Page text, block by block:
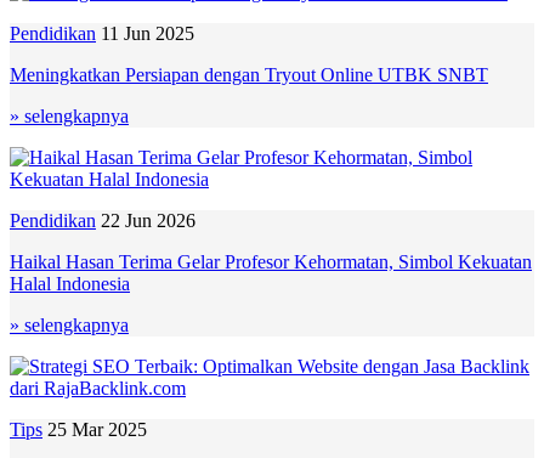
Pendidikan 11 Jun 2025
Meningkatkan Persiapan dengan Tryout Online UTBK SNBT
» selengkapnya
Pendidikan 22 Jun 2026
Haikal Hasan Terima Gelar Profesor Kehormatan, Simbol Kekuatan
Halal Indonesia
» selengkapnya
Tips 25 Mar 2025